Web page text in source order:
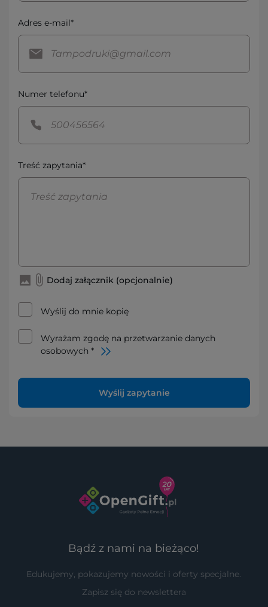
Adres e-mail*
Numer telefonu*
Treść zapytania*
Dodaj załącznik (opcjonalnie)
Wyślij do mnie kopię
Wyrażam zgodę na przetwarzanie danych
osobowych *
Wyślij zapytanie
Bądź z nami na bieżąco!
Edukujemy, pokazujemy nowości i oferty specjalne.
Zapisz się do newslettera